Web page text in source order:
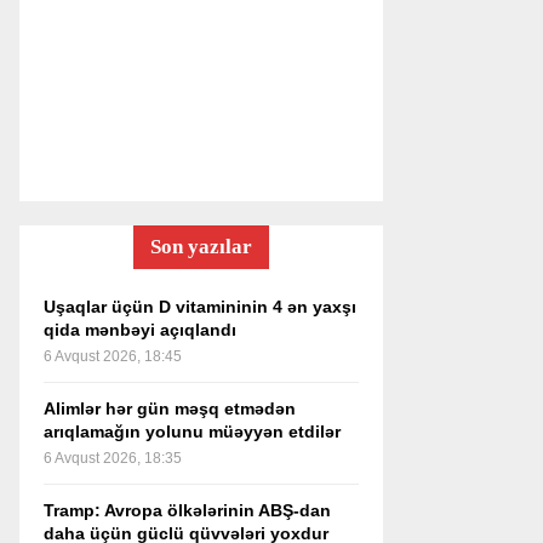
Son yazılar
Uşaqlar üçün D vitamininin 4 ən yaxşı
qida mənbəyi açıqlandı
6 Avqust 2026, 18:45
Alimlər hər gün məşq etmədən
arıqlamağın yolunu müəyyən etdilər
6 Avqust 2026, 18:35
Tramp: Avropa ölkələrinin ABŞ-dan
daha üçün güclü qüvvələri yoxdur